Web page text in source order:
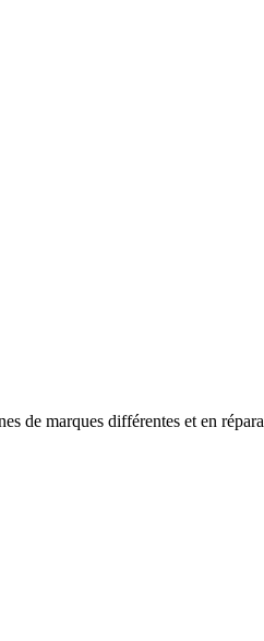
de marques différentes et en